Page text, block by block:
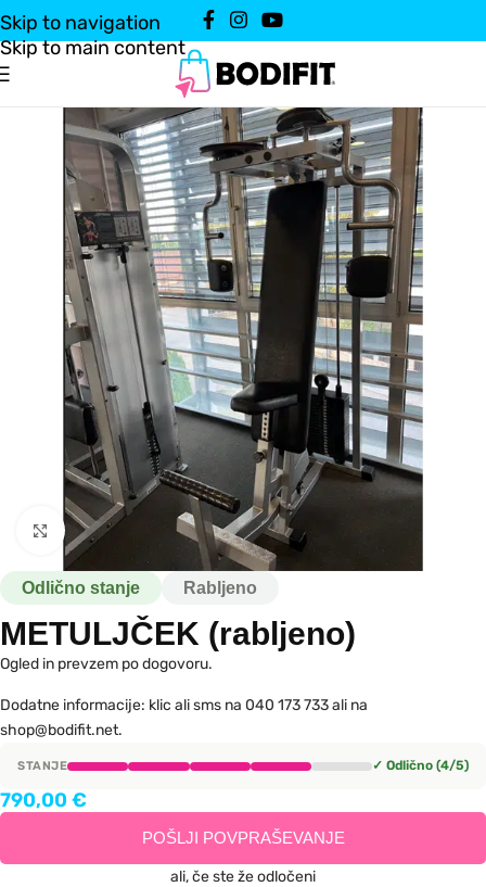
Skip to navigation
Skip to main content
Domov
Vadbena oprema/Uteži in naprave
Kliknite za povečavo
Odlično stanje Rabljeno
METULJČEK (rabljeno)
Ogled in prevzem po dogovoru.
Dodatne informacije: klic ali sms na 040 173 733 ali na
shop@bodifit.net.
STANJE ✓ Odlično (4/5)
790,00 €
POŠLJI POVPRAŠEVANJE
ali, če ste že odločeni